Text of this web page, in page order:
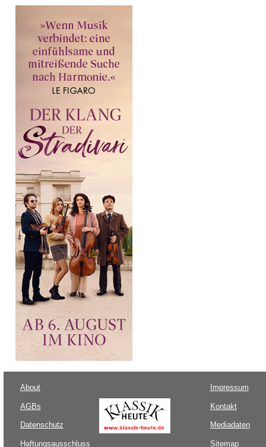
About
AGBs
Datenschutz
Haftungsausschluss
Impressum
Kontakt
Mediadaten
Sitemap